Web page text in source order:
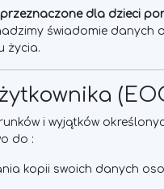
dla dzieci
świadomie danych
życia.
i wyjątków
do :
kopii swoich danych